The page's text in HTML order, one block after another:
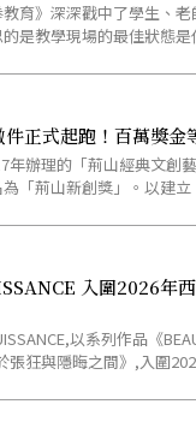
育》深深戳中了學生、
是教學現場的最佳狀態
正式起跑！百萬獎金
年辦理的「荊山經典文創
「荊山新創獎」。以建
入圍2026年
以系列作品《
狂與隱晦之間》,入圍